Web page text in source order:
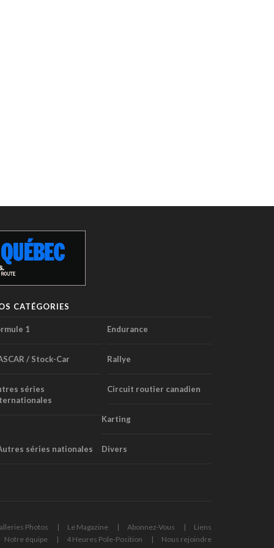
CATÉGORIES
1 Endurance
/ Stock-Car Rallye
séries
Circuit routier canadien
Karting
séries nationales Divers
Photos Le Magazine Abonnez-Vous
Liens
Notre équipe 4 Heures Pole-Position Nous rejoindre